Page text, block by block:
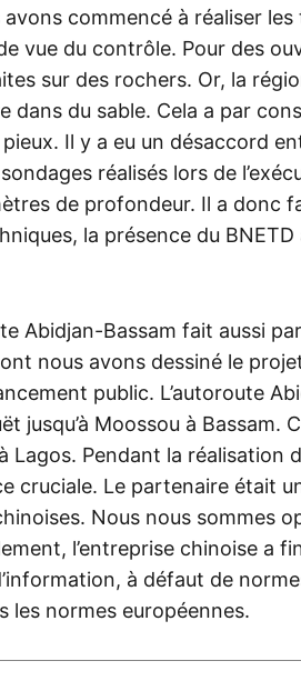
commencé à réaliser les
vue du contrôle. Pour des
sur des rochers. Or, la
dans du sable. Cela a par
Il y a eu un désaccord
réalisés lors de
de profondeur. Il a donc
la présence du BNETD
Abidjan-Bassam fait aussi
nous avons dessiné le
public. L’autoroute
jusqu’à Moossou à Bassam.
Lagos. Pendant la réalisation
cruciale. Le partenaire était
Nous nous sommes
l’entreprise chinoise a
à défaut de
les normes européennes.